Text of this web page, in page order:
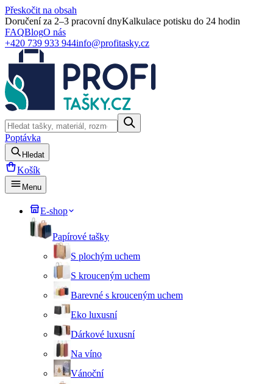
Přeskočit na obsah
Doručení za 2–3 pracovní dnyKalkulace potisku do 24 hodin
FAQBlogO nás
+420 739 933 944info@profitasky.cz
Poptávka
Hledat
Košík
Menu
E-shop
Papírové tašky
S plochým uchem
S krouceným uchem
Barevné s krouceným uchem
Eko luxusní
Dárkové luxusní
Na víno
Vánoční